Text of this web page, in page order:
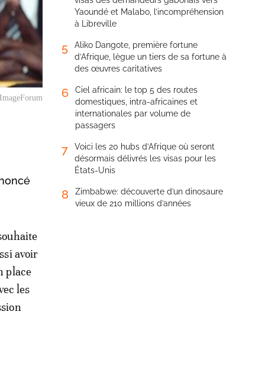
avoir
place
les
Yaoundé et Malabo, l’incompréhension
à Libreville
5
Aliko Dangote, première fortune
d’Afrique, lègue un tiers de sa fortune à
des œuvres caritatives
6
Ciel africain: le top 5 des routes
domestiques, intra-africaines et
internationales par volume de
passagers
7
Voici les 20 hubs d’Afrique où seront
désormais délivrés les visas pour les
États-Unis
8
Zimbabwe: découverte d’un dinosaure
vieux de 210 millions d’années